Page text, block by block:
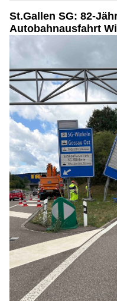
St.Gallen SG: 82-
Autobahnausfahrt